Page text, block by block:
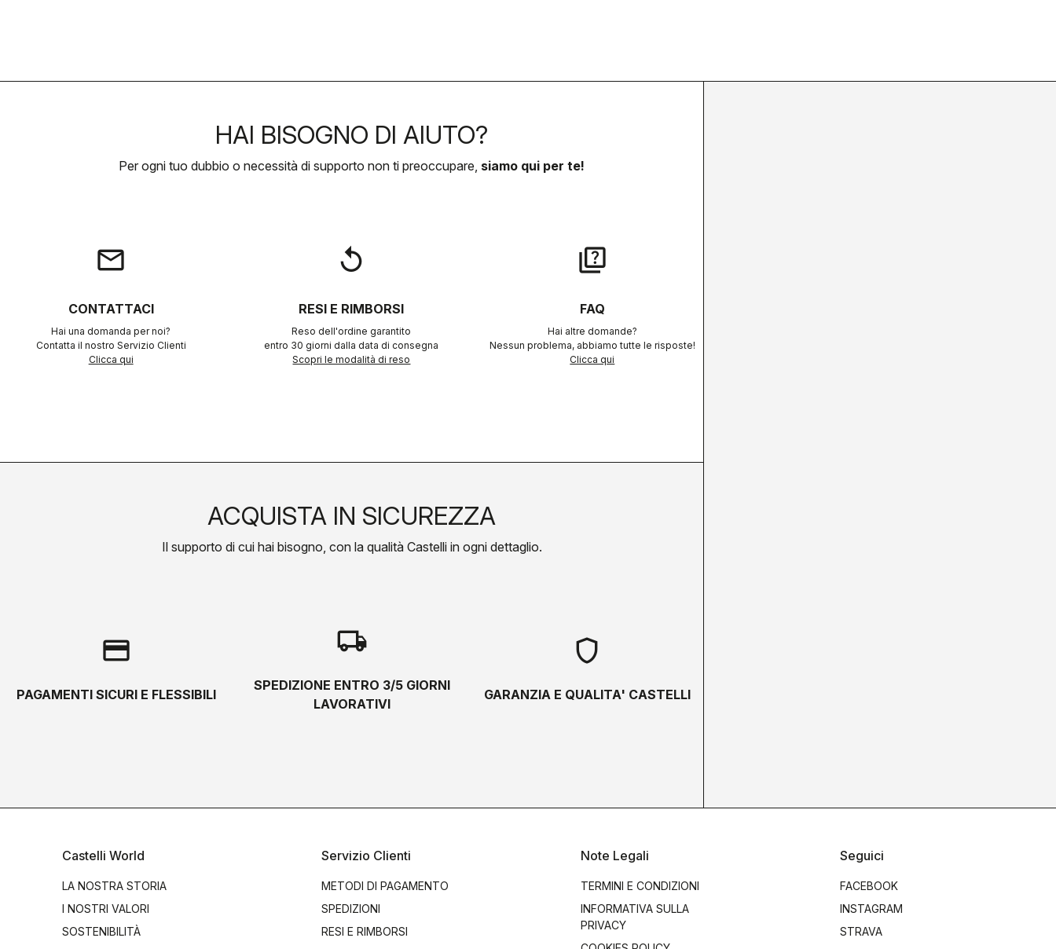
HAI BISOGNO DI AIUTO?
Per ogni tuo dubbio o necessità di supporto non ti preoccupare, siamo qui per te!
email
CONTATTACI
Hai una domanda per noi?
Contatta il nostro Servizio Clienti
Clicca qui
replay
RESI E RIMBORSI
Reso dell'ordine garantito
entro 30 giorni dalla data di consegna
Scopri le modalità di reso
quiz
FAQ
Hai altre domande?
Nessun problema, abbiamo tutte le risposte!
Clicca qui
ACQUISTA IN SICUREZZA
Il supporto di cui hai bisogno, con la qualità Castelli in ogni dettaglio.
credit_card
PAGAMENTI SICURI E FLESSIBILI
local_shipping
SPEDIZIONE ENTRO 3/5 GIORNI
LAVORATIVI
shield
GARANZIA E QUALITA' CASTELLI
Castelli World
LA NOSTRA STORIA
I NOSTRI VALORI
SOSTENIBILITÀ
Servizio Clienti
METODI DI PAGAMENTO
SPEDIZIONI
RESI E RIMBORSI
Note Legali
TERMINI E CONDIZIONI
INFORMATIVA SULLA
PRIVACY
Seguici
FACEBOOK
INSTAGRAM
STRAVA